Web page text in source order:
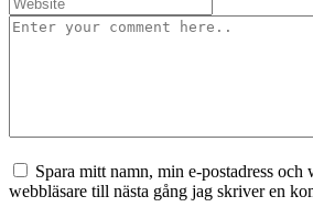
Spara mitt namn, min e-postadress och
webbläsare till nästa gång jag skriver en